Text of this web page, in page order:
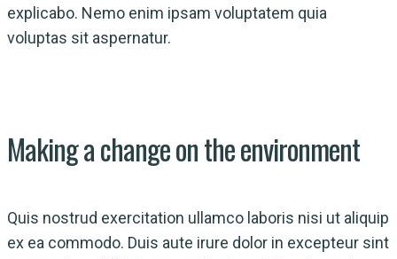
explicabo. Nemo enim ipsam voluptatem quia
voluptas sit aspernatur.
Making a change on the environment
Quis nostrud exercitation ullamco laboris nisi ut aliquip
ex ea commodo. Duis aute irure dolor in excepteur sint